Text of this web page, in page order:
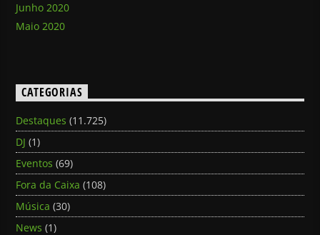
Junho 2020
Maio 2020
CATEGORIAS
Destaques (11.725)
DJ (1)
Eventos (69)
Fora da Caixa (108)
Música (30)
News (1)